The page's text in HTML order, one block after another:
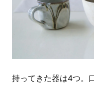
持ってきた器は4つ。